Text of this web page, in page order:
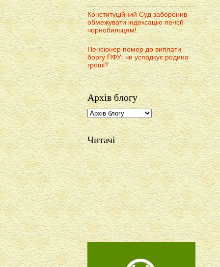
Конституційний Суд заборонив
обмежувати індексацію пенсії
чорнобильцям!
Пенсіонер помер до виплати
боргу ПФУ: чи успадкує родина
гроші?
Архів блогу
Читачі